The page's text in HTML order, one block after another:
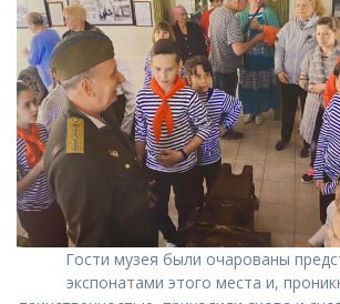
Гости музея были очарованы
экспонатами этого места и,